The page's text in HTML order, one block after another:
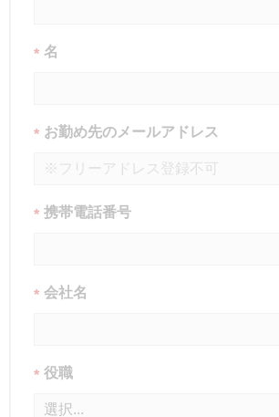
* 名
* お勤め先のメールアドレス
* 携帯電話番号
* 会社名
* 役職